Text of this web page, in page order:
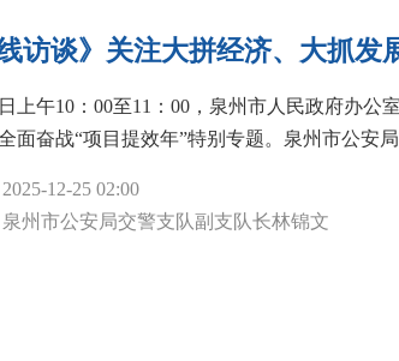
线访谈》关注大拼经济、大抓
上午10：00至11：00，泉州市人民政府办
面奋战“项目提效年”特别专题。泉州市公安
、28280889。您也可以关注微信公众号、
2025-12-25 02:00
泉州市公安局交警支队副支队长林锦文